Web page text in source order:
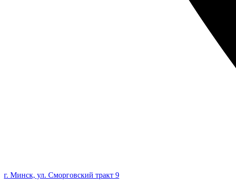
г. Минск, ул. Сморговский тракт 9